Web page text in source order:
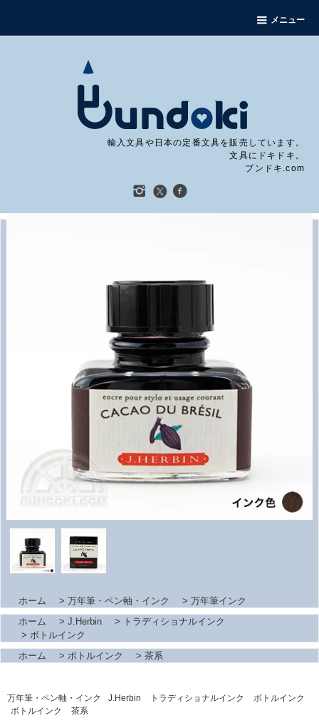
メニュー
輸入文具や日本の定番文具を販売しています。
文具にドキドキ。
ブンドキ.com
ホーム > 万年筆・ペン軸・インク > 万年筆インク
ホーム
> J.Herbin >
トラディショナルインク
> ボトルインク
ホーム
> ボトルインク > 茶系
万年筆・ペン軸・インク J.Herbin トラディショナルインク
ボトルインク
ボトルインク
茶系